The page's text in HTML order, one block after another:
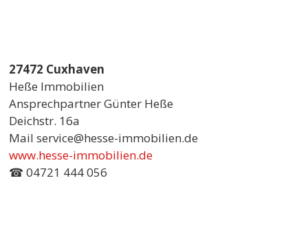
27472 Cuxhaven
Heße Immobilien
Ansprechpartner Günter Heße
Deichstr. 16a
Mail service@hesse-immobilien.de
www.hesse-immobilien.de
☎ 04721 444 056